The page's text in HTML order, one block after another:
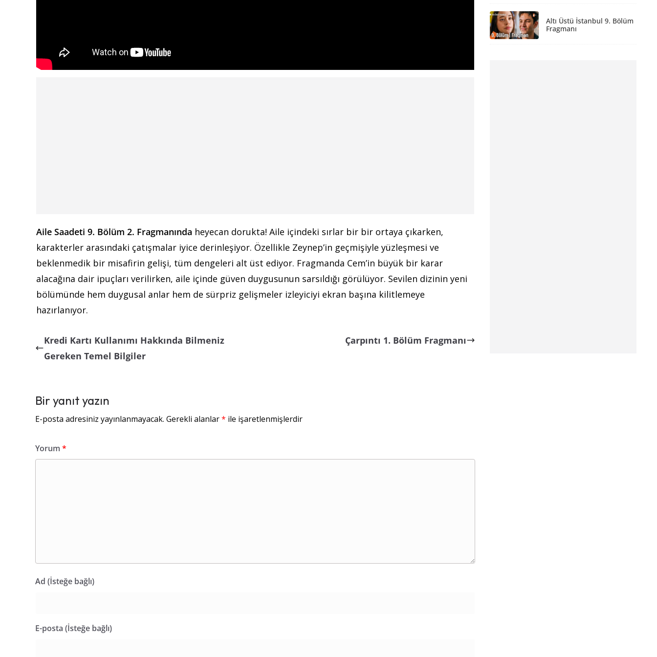
Aile Saadeti 9. Bölüm 2. Fragmanında heyecan dorukta! Aile içindeki sırlar bir bir ortaya çıkarken,
karakterler arasındaki çatışmalar iyice derinleşiyor. Özellikle Zeynep’in geçmişiyle yüzleşmesi ve
beklenmedik bir misafirin gelişi, tüm dengeleri alt üst ediyor. Fragmanda Cem’in büyük bir karar
alacağına dair ipuçları verilirken, aile içinde güven duygusunun sarsıldığı görülüyor. Sevilen dizinin yeni
bölümünde hem duygusal anlar hem de sürpriz gelişmeler izleyiciyi ekran başına kilitlemeye
hazırlanıyor.
Kredi Kartı Kullanımı Hakkında Bilmeniz
Gereken Temel Bilgiler
Çarpıntı 1. Bölüm Fragmanı
Bir yanıt yazın
E-posta adresiniz yayınlanmayacak. Gerekli alanlar* ile işaretlenmişlerdir
Yorum *
Ad (İsteğe bağlı)
E-posta (İsteğe bağlı)
Altı Üstü İstanbul 9. Bölüm
Fragmanı